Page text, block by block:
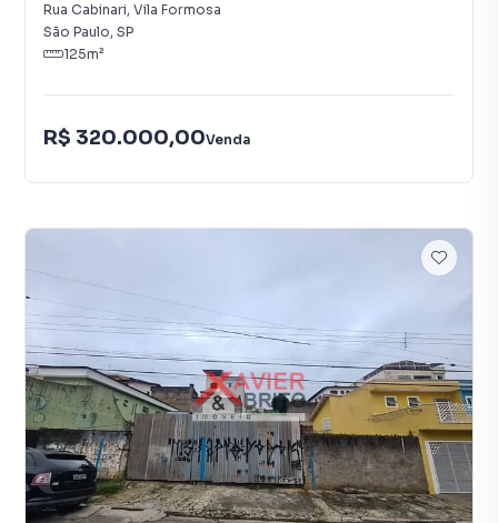
Rua Cabinari, Vila Formosa
São Paulo, SP
125m²
R$ 320.000,00Venda